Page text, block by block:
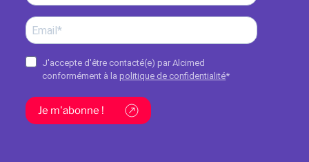
J'accepte d'être contacté(e) par Alcimed
conformément à la politique de confidentialité*
Je m'abonne !